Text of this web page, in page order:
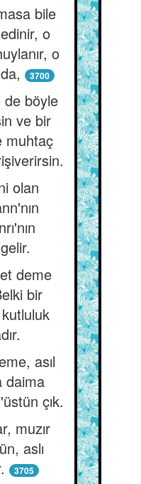
bile
o
o
3700
de böyle
ve bir
muhtaç
olan
deme
bir
kutluluk
asıl
daima
çık.
muzır
aslı
3705